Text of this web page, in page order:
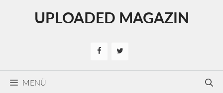
UPLOADED MAGAZIN
MENÜ